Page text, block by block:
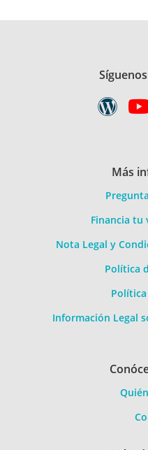
Más
Financia tu
Nota Legal y
Política
Información Legal